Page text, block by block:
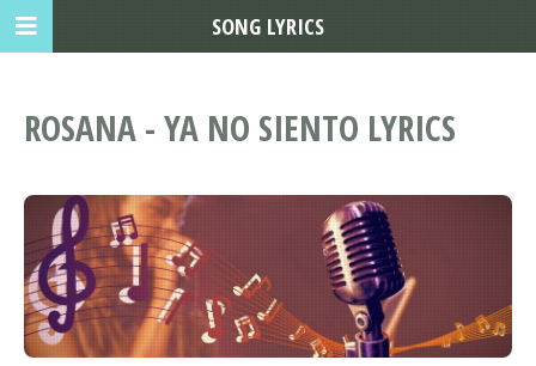
ROSANA - YA NO SIENTO LYRICS
SONG LYRICS